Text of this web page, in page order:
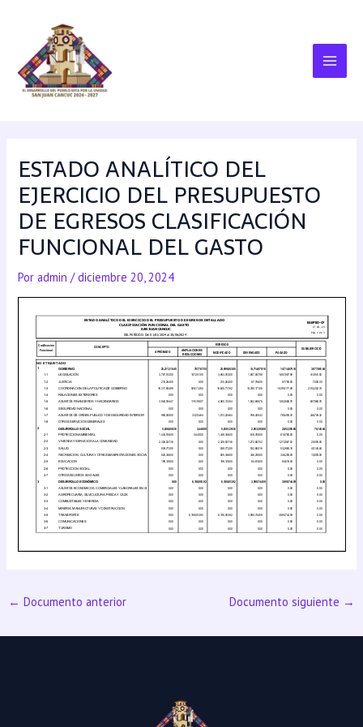
ESTADO ANALÍTICO DEL
EJERCICIO DEL PRESUPUESTO
DE EGRESOS CLASIFICACIÓN
FUNCIONAL DEL GASTO
Poradmin/diciembre 20, 2024
← Documento anterior Documento siguiente →